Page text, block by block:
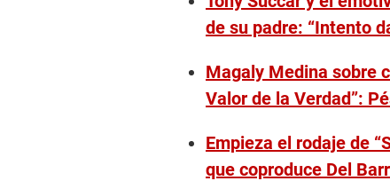
de su padre: “Intento
Magaly Medina sobre
Valor de la Verdad”:
Empieza el rodaje de
que coproduce Del